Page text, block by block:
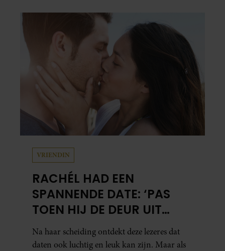
VRIENDIN
RACHÉL HAD EEN
SPANNENDE DATE: ‘PAS
TOEN HIJ DE DEUR UIT
WAS, BESEFTE IK WAT ER
ECHT WAS GEBEURD’
Na haar scheiding ontdekt deze lezeres dat
daten ook luchtig en leuk kan zijn. Maar als